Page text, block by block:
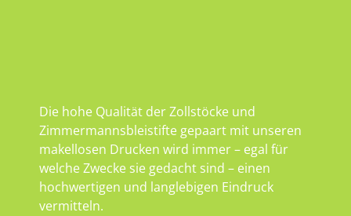
Die hohe Qualität der Zollstöcke und
Zimmermannsbleistifte gepaart mit unseren
makellosen Drucken wird immer – egal für
welche Zwecke sie gedacht sind – einen
hochwertigen und langlebigen Eindruck
vermitteln.